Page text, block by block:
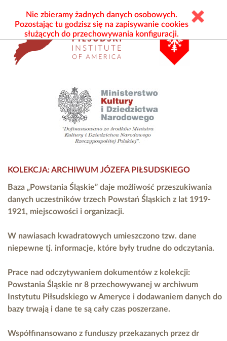
KOLEKCJA: ARCHIWUM JÓZEFA PIŁSUDSKIEGO
Baza „Powstania Śląskie” daje możliwość przeszukiwania
danych uczestników trzech Powstań Śląskich z lat 1919-
1921, miejscowości i organizacji.
W nawiasach kwadratowych umieszczono tzw. dane
niepewne tj. informacje, które były trudne do odczytania.
Prace nad odczytywaniem dokumentów z kolekcji:
Powstania Śląskie nr 8 przechowywanej w archiwum
Instytutu Piłsudskiego w Ameryce i dodawaniem danych do
bazy trwają i dane te są cały czas poszerzane.
Współfinansowano z funduszy przekazanych przez dr
Nie zbieramy żadnych danych osobowych.
Pozostając tu godzisz się na zapisywanie cookies
służących do przechowywania konfiguracji.